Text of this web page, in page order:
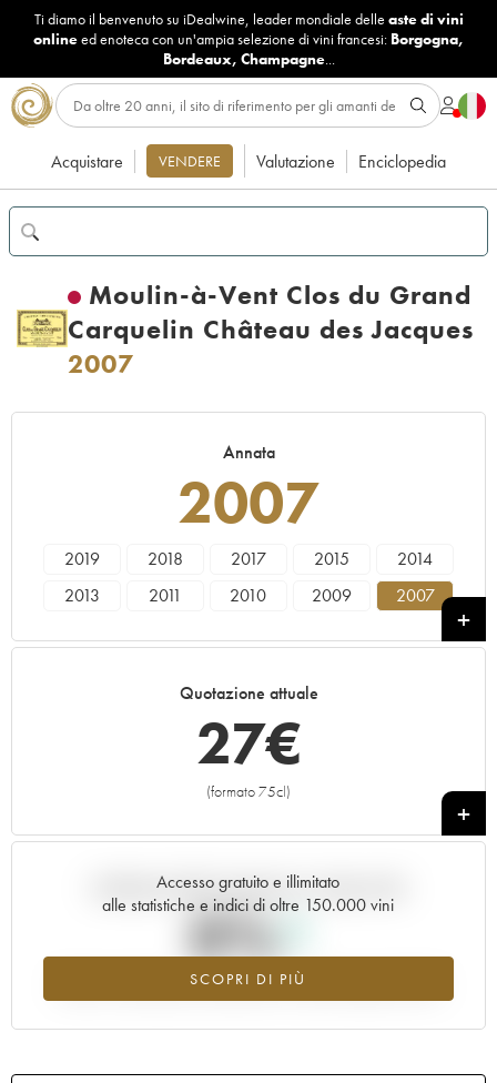
Ti diamo il benvenuto su iDealwine, leader mondiale delle aste di vini
onlineed enoteca con un'ampia selezione di vini francesi: Borgogna,
Bordeaux, Champagne...
Acquistare VENDERE Valutazione Enciclopedia
Moulin-à-Vent Clos du Grand
Carquelin Château des Jacques
2007
Annata
2007
2019 2018 2017 2015
2014
2013
2011 2010 2009
2007
Quotazione attuale
27€
(formato 75cl)
+
Accesso gratuito e illimitato
alle statistiche e indici di oltre 150.000 vini
SCOPRI DI PIÙ
Andamento della quotazione in tempo reale
0%
Valore in aumento per l'annata 2007 nel 2026 rispetto al 2025